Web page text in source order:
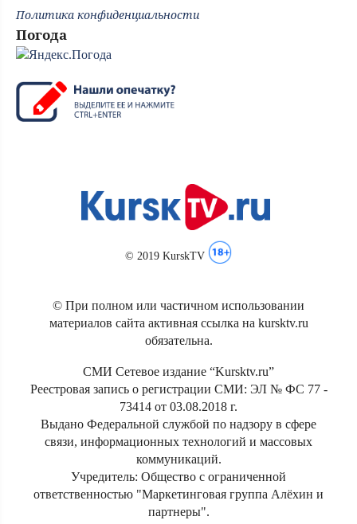
Политика конфиденциальности
Погода
© 2019 KurskTV
© При полном или частичном использовании
материалов сайта активная ссылка на kursktv.ru
обязательна.
СМИ Сетевое издание “Kursktv.ru”
Реестровая запись о регистрации СМИ: ЭЛ № ФС 77 -
73414 от 03.08.2018 г.
Выдано Федеральной службой по надзору в сфере
связи, информационных технологий и массовых
коммуникаций.
Учредитель: Общество с ограниченной
ответственностью "Маркетинговая группа Алёхин и
партнеры".